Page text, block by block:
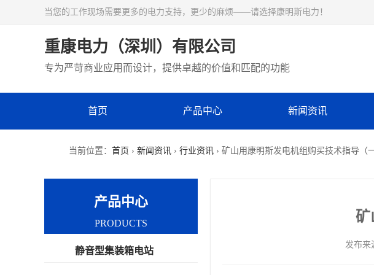
当您的工作现场需要更多的电力支持，更少的麻烦——请选择康明斯电力！
重康电力（深圳）有限公司
专为严苛商业应用而设计，提供卓越的价值和匹配的功能
首页 产品中心 新闻资讯
当前位置： 首页 › 新闻资讯 › 行业资讯 › 矿山用康明斯发电机组购买技术指导（一
矿
发布
产品中心
PRODUCTS
静音型集装箱电站